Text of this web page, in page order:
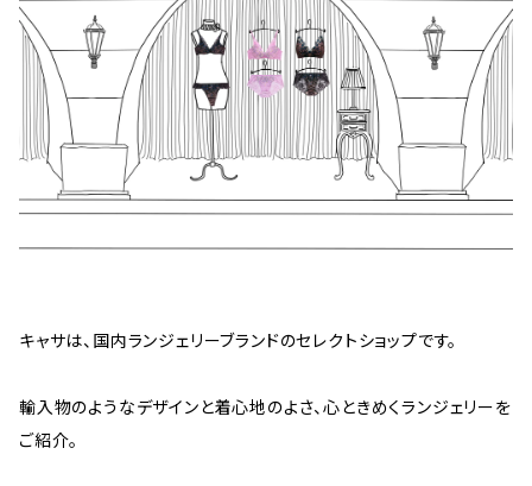
キャサは、国内ランジェリーブランドのセレクトショップです。
輸入物のようなデザインと着心地のよさ、心ときめくランジェリーを
ご紹介。